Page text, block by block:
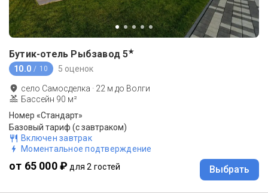
Бутик-отель Рыбзавод 5★
10.0 / 10 5 оценок
село Самосделка · 22 м до Волги
Бассейн 90 м²
Номер «Стандарт»
Базовый тариф (с завтраком)
Включен завтрак
Моментальное подтверждение
от 65 000 ₽ для 2 гостей Выбрать